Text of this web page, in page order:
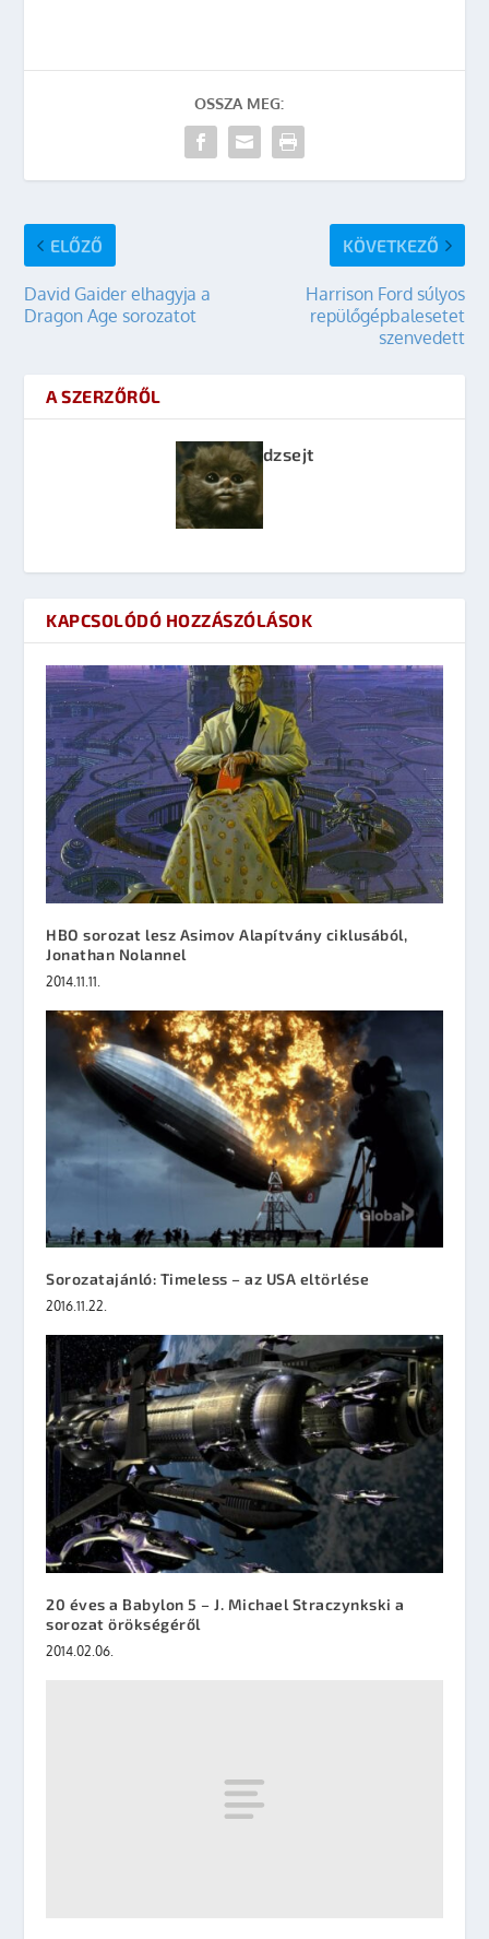
OSSZA MEG:
ELŐZŐ
David Gaider elhagyja a
Dragon Age sorozatot
KÖVETKEZŐ
Harrison Ford súlyos
repülőgépbalesetet
szenvedett
A SZERZŐRŐL
dzsejt
KAPCSOLÓDÓ HOZZÁSZÓLÁSOK
HBO sorozat lesz Asimov Alapítvány ciklusából,
Jonathan Nolannel
2014.11.11.
Sorozatajánló: Timeless – az USA eltörlése
2016.11.22.
20 éves a Babylon 5 – J. Michael Straczynkski a
sorozat örökségéről
2014.02.06.